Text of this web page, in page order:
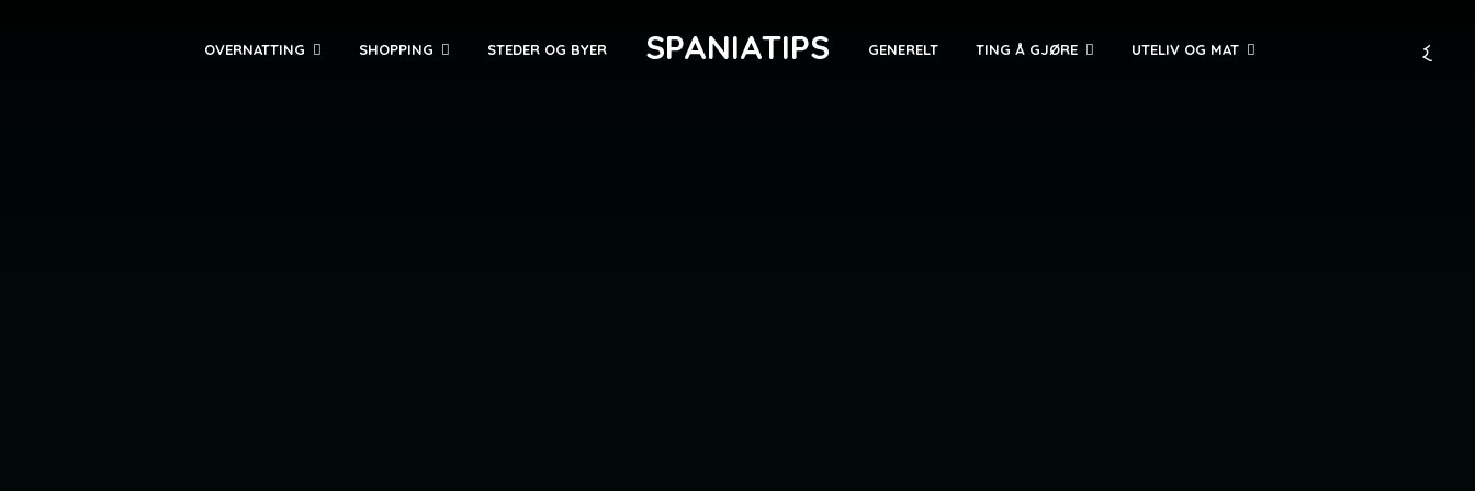
OVERNATTING SHOPPING STEDER OG BYER SPANIATIPS GENERELT TING Å GJØRE UTELIV OG MAT